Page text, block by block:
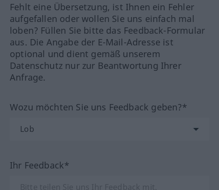
Fehlt eine Übersetzung, ist Ihnen ein Fehler
aufgefallen oder wollen Sie uns einfach mal
loben? Füllen Sie bitte das Feedback-Formular
aus. Die Angabe der E-Mail-Adresse ist
optional und dient gemäß unserem
Datenschutz nur zur Beantwortung Ihrer
Anfrage.
Wozu möchten Sie uns Feedback geben?*
Ihr Feedback*